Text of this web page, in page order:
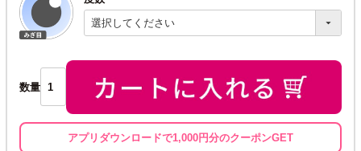
(必
須)
数量
アプリダウンロードで1,000円分のクーポンGET